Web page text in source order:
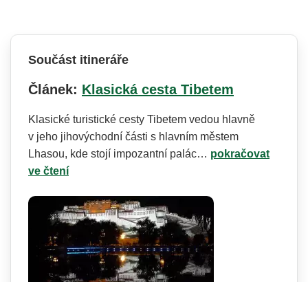
Součást itineráře
Článek: Klasická cesta Tibetem
Klasické turistické cesty Tibetem vedou hlavně
v jeho jihovýchodní části s hlavním městem
Lhasou, kde stojí impozantní palác… pokračovat
ve čtení